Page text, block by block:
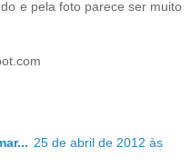
e pela foto parece ser muito
25 de abril de 2012 às